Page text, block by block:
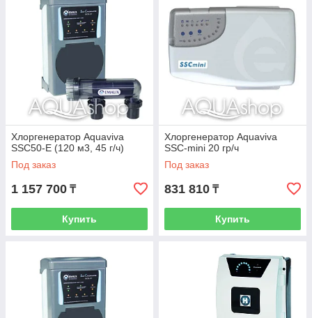
Хлоргенератор Aquaviva
SSC50-E (120 м3, 45 г/ч)
Под заказ
1 157 700 ₸
Купить
Хлоргенератор Aquaviva
SSC-mini 20 гр/ч
Под заказ
831 810 ₸
Купить